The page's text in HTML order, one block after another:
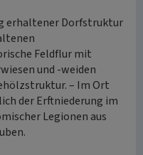
erhaltener Dorfstruktur
Feldflur mit
und -weiden
– Im Ort
der Erftniederung im
Legionen aus